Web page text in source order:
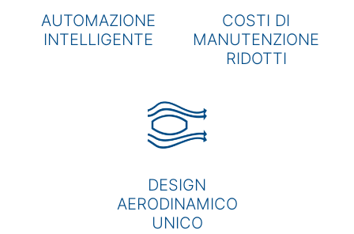
AUTOMAZIONE
INTELLIGENTE
COSTI DI
MANUTENZIONE
RIDOTTI
DESIGN
AERODINAMICO
UNICO